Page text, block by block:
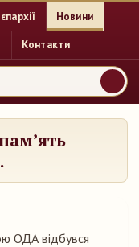
Новини
Контакти
ОДА відбувся